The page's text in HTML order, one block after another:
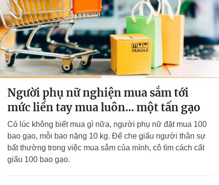
Người phụ nữ nghiện mua sắm tới
mức liền tay mua luôn... một tấn gạo
Có lúc không biết mua gì nữa, người phụ nữ đặt mua 100
bao gạo, mỗi bao nặng 10 kg. Để che giấu người thân sự
bất thường trong việc mua sắm của mình, cô tìm cách cất
giấu 100 bao gạo.